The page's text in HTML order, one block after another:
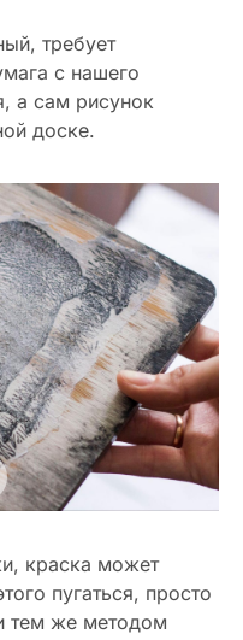
требует
с нашего
а сам рисунок
доске.
краска может
пугаться, просто
тем же методом